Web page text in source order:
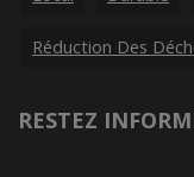
Réduction Des
RESTEZ